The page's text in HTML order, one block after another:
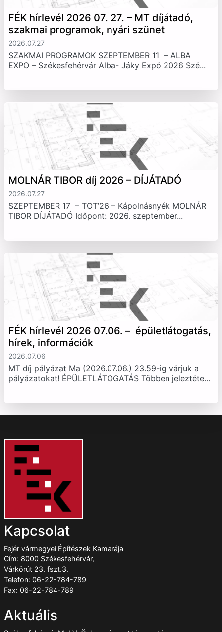
FÉK hírlevél 2026 07. 27. – MT díjátadó,
szakmai programok, nyári szünet
2026.07.27
SZAKMAI PROGRAMOK SZEPTEMBER 11 – ALBA
EXPO – Székesfehérvár Alba- Jáky Expó 2026 Szé...
MOLNÁR TIBOR díj 2026 – DÍJÁTADÓ
2026.07.27
SZEPTEMBER 17 – TOT’26 – Kápolnásnyék MOLNÁR
TIBOR DÍJÁTADÓ Időpont: 2026. szeptember...
FÉK hírlevél 2026 07.06. – épületlátogatás,
hírek, információk
2026.07.06
MT díj pályázat Ma (2026.07.06.) 23.59-ig várjuk a
pályázatokat! ÉPÜLETLÁTOGATÁS Többen jeleztéte...
Kapcsolat
Fejér vármegyei Építészek Kamarája
Cím: 8000 Székesfehérvár,
Várkörút 23. fszt.3.
Telefon: 06-22-784-789
Fax: 06-22-784-789
Aktuális